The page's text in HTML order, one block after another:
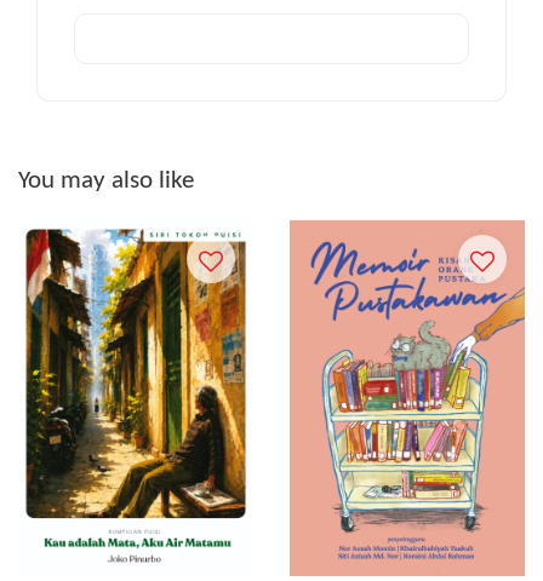
You may also like